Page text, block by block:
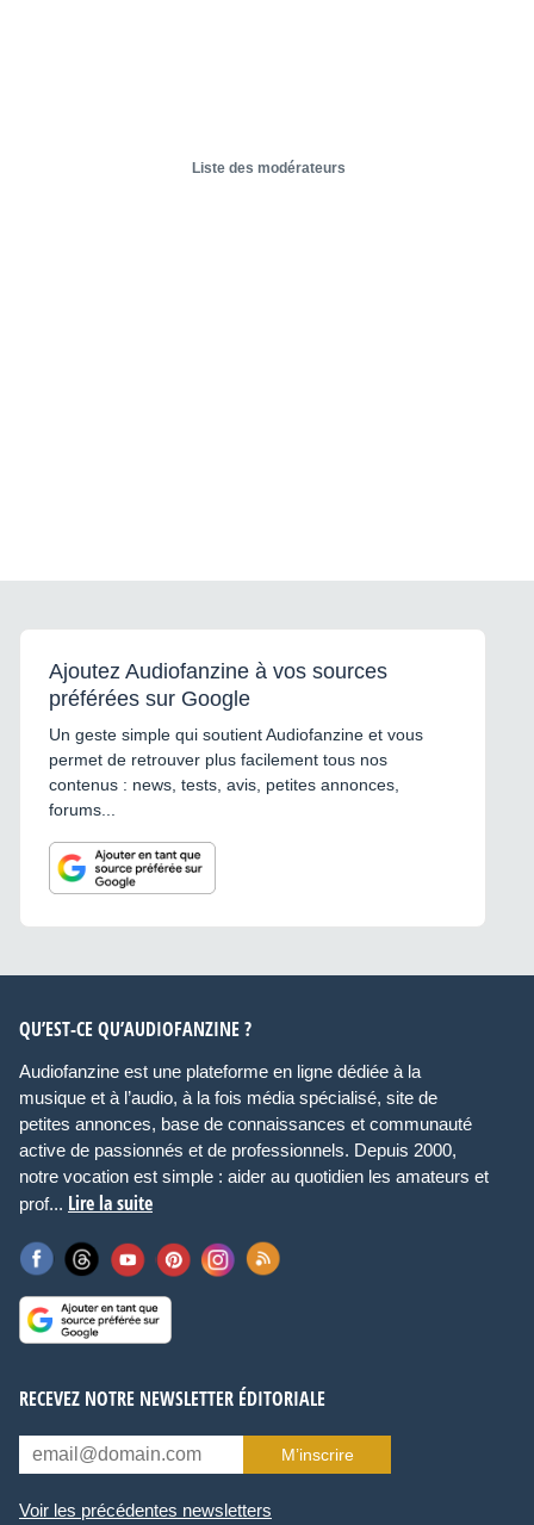
Liste des modérateurs
Ajoutez Audiofanzine à vos sources
préférées sur Google
Un geste simple qui soutient Audiofanzine et vous
permet de retrouver plus facilement tous nos
contenus : news, tests, avis, petites annonces,
forums...
QU’EST-CE QU’AUDIOFANZINE ?
Audiofanzine est une plateforme en ligne dédiée à la
musique et à l’audio, à la fois média spécialisé, site de
petites annonces, base de connaissances et communauté
active de passionnés et de professionnels. Depuis 2000,
notre vocation est simple : aider au quotidien les amateurs et
prof... Lire la suite
RECEVEZ NOTRE NEWSLETTER ÉDITORIALE
M’inscrire
Voir les précédentes newsletters